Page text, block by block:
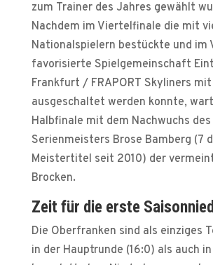
zum Trainer des Jahres gewählt
Nachdem im Viertelfinale die mit
Nationalspielern bestückte und im
favorisierte Spielgemeinschaft
Frankfurt / FRAPORT Skyliners
ausgeschaltet werden konnte,
Halbfinale mit dem Nachwuchs
Serienmeisters Brose Bamberg (7
Meistertitel seit 2010) der
Brocken.
Zeit für die erste
Die Oberfranken sind als einziges
in der Hauptrunde (16:0) als auch